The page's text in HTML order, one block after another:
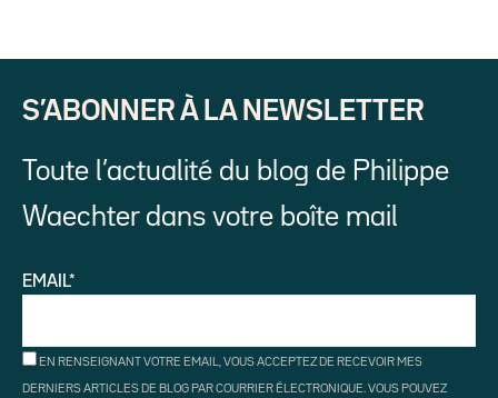
S’ABONNER À LA NEWSLETTER
Toute l’actualité du blog de Philippe
Waechter dans votre boîte mail
EMAIL*
EN RENSEIGNANT VOTRE EMAIL, VOUS ACCEPTEZ DE RECEVOIR MES
DERNIERS ARTICLES DE BLOG PAR COURRIER ÉLECTRONIQUE. VOUS POUVEZ